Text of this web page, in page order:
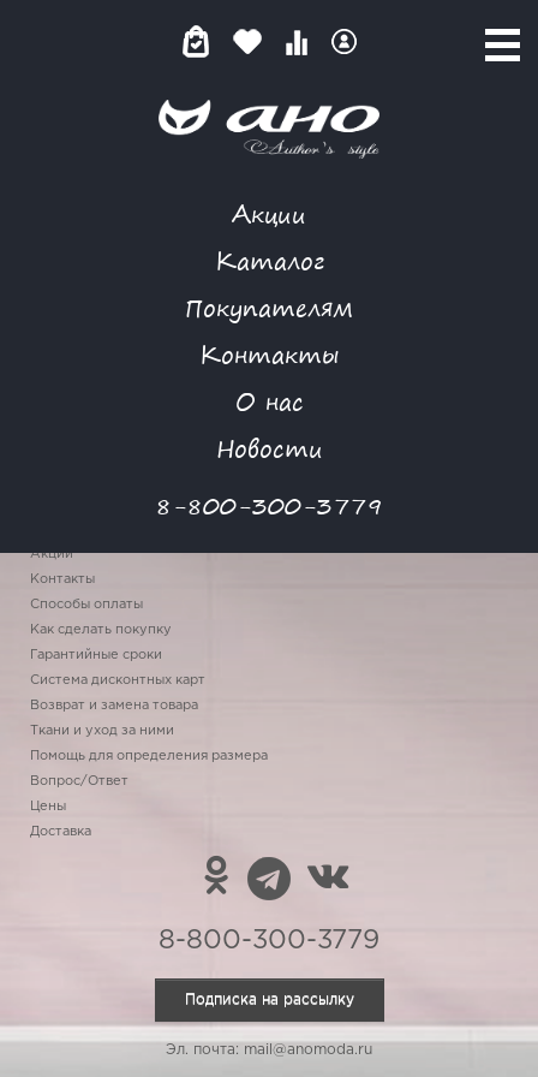
Акции
Каталог
Покупателям
Контакты
О нас
Новости
8-800-300-3779
КОМБИНЕЗОН
Акции
Контакты
Способы оплаты
Как сделать покупку
Гарантийные сроки
Система дисконтных карт
Возврат и замена товара
Ткани и уход за ними
Помощь для определения размера
Вопрос/Ответ
Цены
Доставка
8-800-300-3779
Подписка на рассылку
Эл. почта: mail@anomoda.ru